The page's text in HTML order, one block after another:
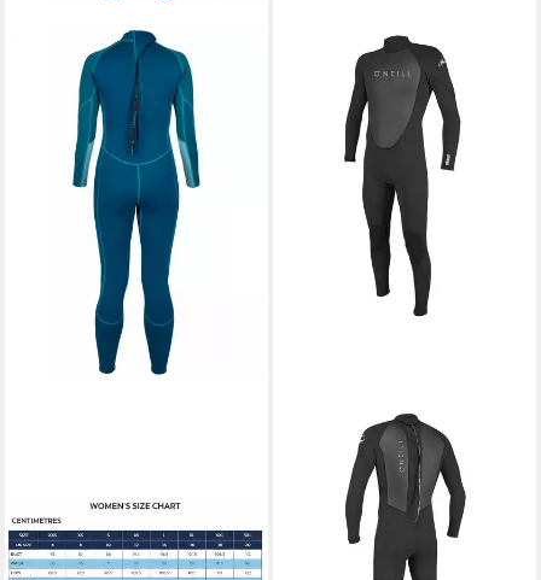
-51%
lieferbar - in 2-3 Werktagen bei dir
Neoprenanzug O\'NEILL
REACTOR-2 3/2 Back Zip
Herren FullSuit Spring
Neoprenanzug